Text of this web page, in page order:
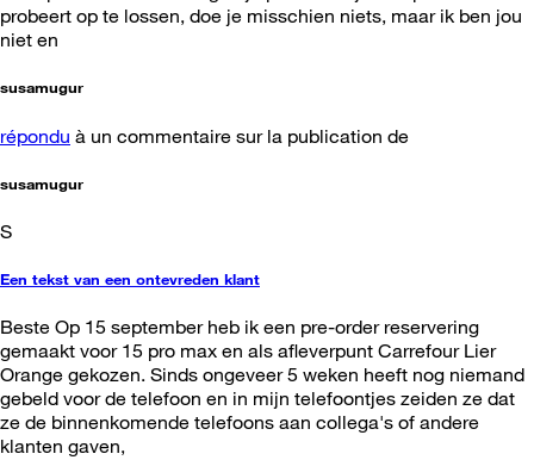
probeert op te lossen, doe je misschien niets, maar ik ben jou
niet en
susamugur
répondu à un commentaire sur la publication de
susamugur
S
Een tekst van een ontevreden klant
Beste Op 15 september heb ik een pre-order reservering
gemaakt voor 15 pro max en als afleverpunt Carrefour Lier
Orange gekozen. Sinds ongeveer 5 weken heeft nog niemand
gebeld voor de telefoon en in mijn telefoontjes zeiden ze dat
ze de binnenkomende telefoons aan collega's of andere
klanten gaven,